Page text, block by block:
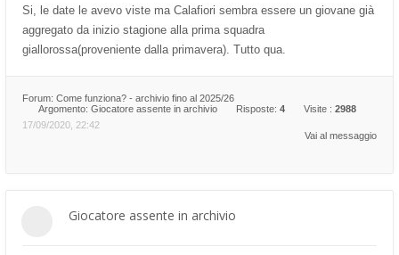
Si, le date le avevo viste ma Calafiori sembra essere un giovane già
aggregato da inizio stagione alla prima squadra
giallorossa(proveniente dalla primavera). Tutto qua.
Forum: Come funziona? - archivio fino al 2025/26
Argomento: Giocatore assente in archivio Risposte: 4 Visite : 2988
17/09/2020, 22:42
Vai al messaggio
Giocatore assente in archivio